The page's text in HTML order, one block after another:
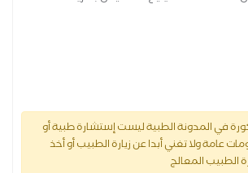
في المدونة الطبية ليست إستشارة طبية أو
عامة ولا تغني أبدا عن زيارة الطبيب أو أخذ
الطبيب المعالج